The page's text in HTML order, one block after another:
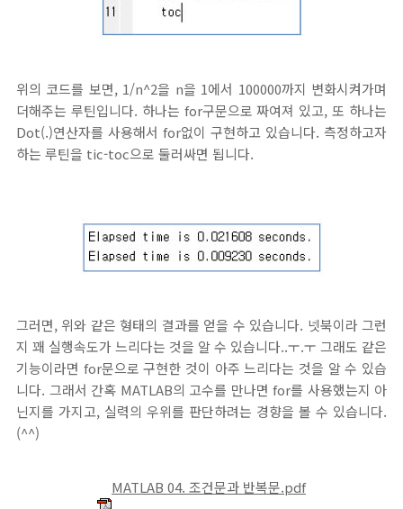
위의 코드를 보면, 1/n^2을 n을 1에서 100000까지 변화시켜가며
더해주는 루틴입니다. 하나는 for구문으로 짜여져 있고, 또 하나는
Dot(.)연산자를 사용해서 for없이 구현하고 있습니다. 측정하고자
하는 루틴을 tic-toc으로 둘러싸면 됩니다.
그러면, 위와 같은 형태의 결과를 얻을 수 있습니다. 넷북이라 그런
지 꽤 실행속도가 느리다는 것을 알 수 있습니다..ㅜ.ㅜ 그래도 같은
기능이라면 for문으로 구현한 것이 아주 느리다는 것을 알 수 있습
니다. 그래서 간혹 MATLAB의 고수를 만나면 for를 사용했는지 아
닌지를 가지고, 실력의 우위를 판단하려는 경향을 볼 수 있습니다.
(^^)
MATLAB 04. 조건문과 반복문.pdf